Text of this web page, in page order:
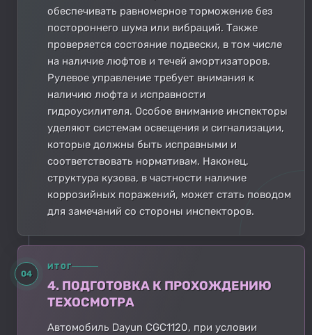
обеспечивать равномерное торможение без
постороннего шума или вибраций. Также
проверяется состояние подвески, в том числе
на наличие люфтов и течей амортизаторов.
Рулевое управление требует внимания к
наличию люфта и исправности
гидроусилителя. Особое внимание инспекторы
уделяют системам освещения и сигнализации,
которые должны быть исправными и
соответствовать нормативам. Наконец,
структура кузова, в частности наличие
коррозийных поражений, может стать поводом
для замечаний со стороны инспекторов.
04
ИТОГ
4. ПОДГОТОВКА К ПРОХОЖДЕНИЮ
ТЕХОСМОТРА
Автомобиль Dayun CGC1120, при условии